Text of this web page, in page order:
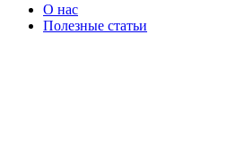
О нас
Полезные статьи